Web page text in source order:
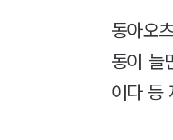
동아오
동이 늘
이다 등